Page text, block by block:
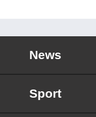
News
Sport